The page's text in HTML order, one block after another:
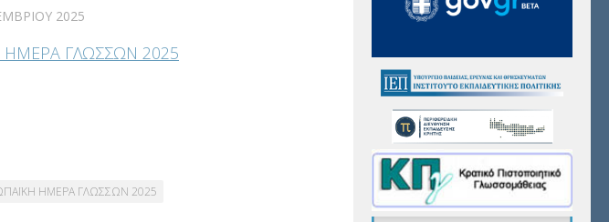
2025
ΗΜΕΡΑ ΓΛΩΣΣΩΝ 2025
ΗΜΕΡΑ ΓΛΩΣΣΩΝ 2025